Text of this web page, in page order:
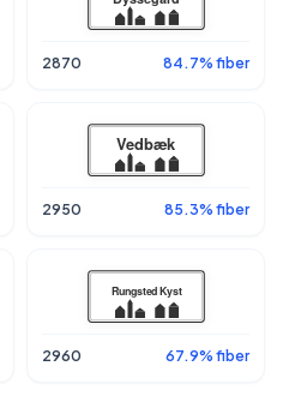
2870 84.7% fiber
2950 85.3% fiber
2960 67.9% fiber